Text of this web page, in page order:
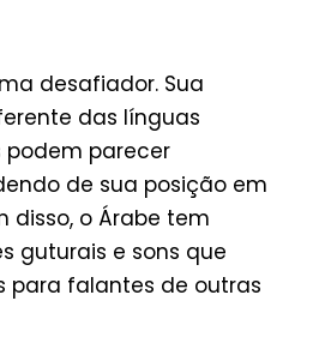
desafiador. Sua
das línguas
podem parecer
de sua posição em
disso, o Árabe tem
guturais e sons que
para falantes de outras